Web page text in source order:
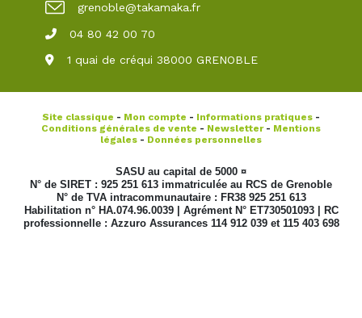
grenoble@takamaka.fr
04 80 42 00 70
1 quai de créqui 38000 GRENOBLE
Site classique - Mon compte - Informations pratiques -
Conditions générales de vente - Newsletter- Mentions
légales - Données personnelles
SASU au capital de 5000 ¤
N° de SIRET : 925 251 613 immatriculée au RCS de Grenoble
N° de TVA intracommunautaire : FR38 925 251 613
Habilitation n° HA.074.96.0039 | Agrément N° ET730501093 | RC
professionnelle : Azzuro Assurances 114 912 039 et 115 403 698